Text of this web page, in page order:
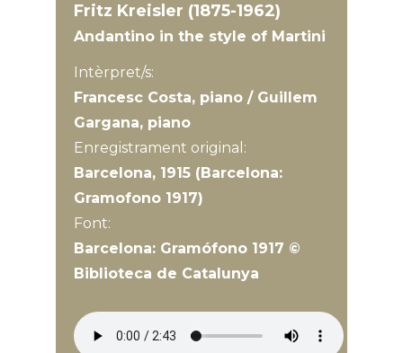
Fritz Kreisler (1875-1962)
Andantino in the style of Martini
Intèrpret/s:
Francesc Costa, piano / Guillem
Gargana, piano
Enregistrament original:
Barcelona, 1915 (Barcelona:
Gramofono 1917)
Font:
Barcelona: Gramófono 1917 ©
Biblioteca de Catalunya